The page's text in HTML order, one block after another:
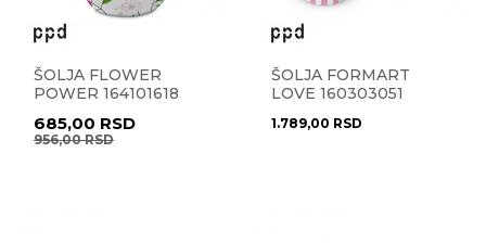
ŠOLJA FLOWER
POWER 164101618
685,00 RSD
956,00RSD
ŠOLJA FORMART
LOVE 160303051
1.789,00 RSD